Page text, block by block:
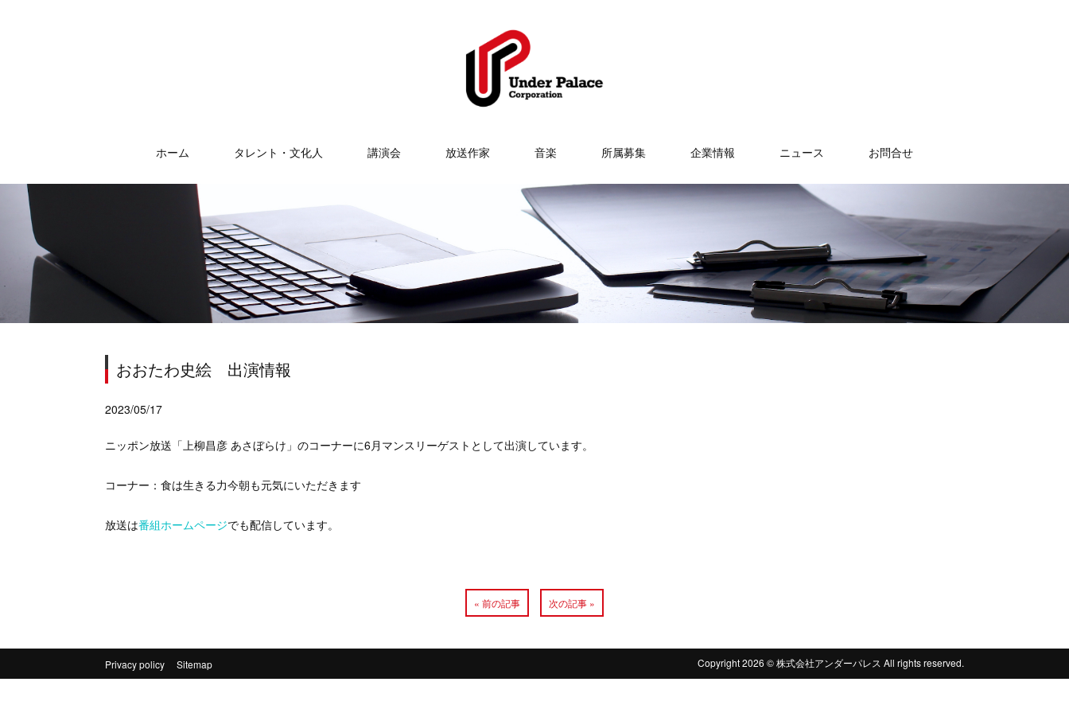
ホーム タレント・文化人 講演会 放送作家 音楽 所属募集 企業情報 ニュース お問合せ
おおたわ史絵 出演情報
2023/05/17
ニッポン放送「上柳昌彦 あさぼらけ」のコーナーに6月マンスリーゲストとして出演しています。
コーナー：食は生きる力今朝も元気にいただきます
放送は番組ホームページでも配信しています。
« 前の記事 次の記事 »
Privacy policy Sitemap Copyright 2026 © 株式会社アンダーパレス All rights reserved.